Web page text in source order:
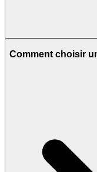
Comment choisir